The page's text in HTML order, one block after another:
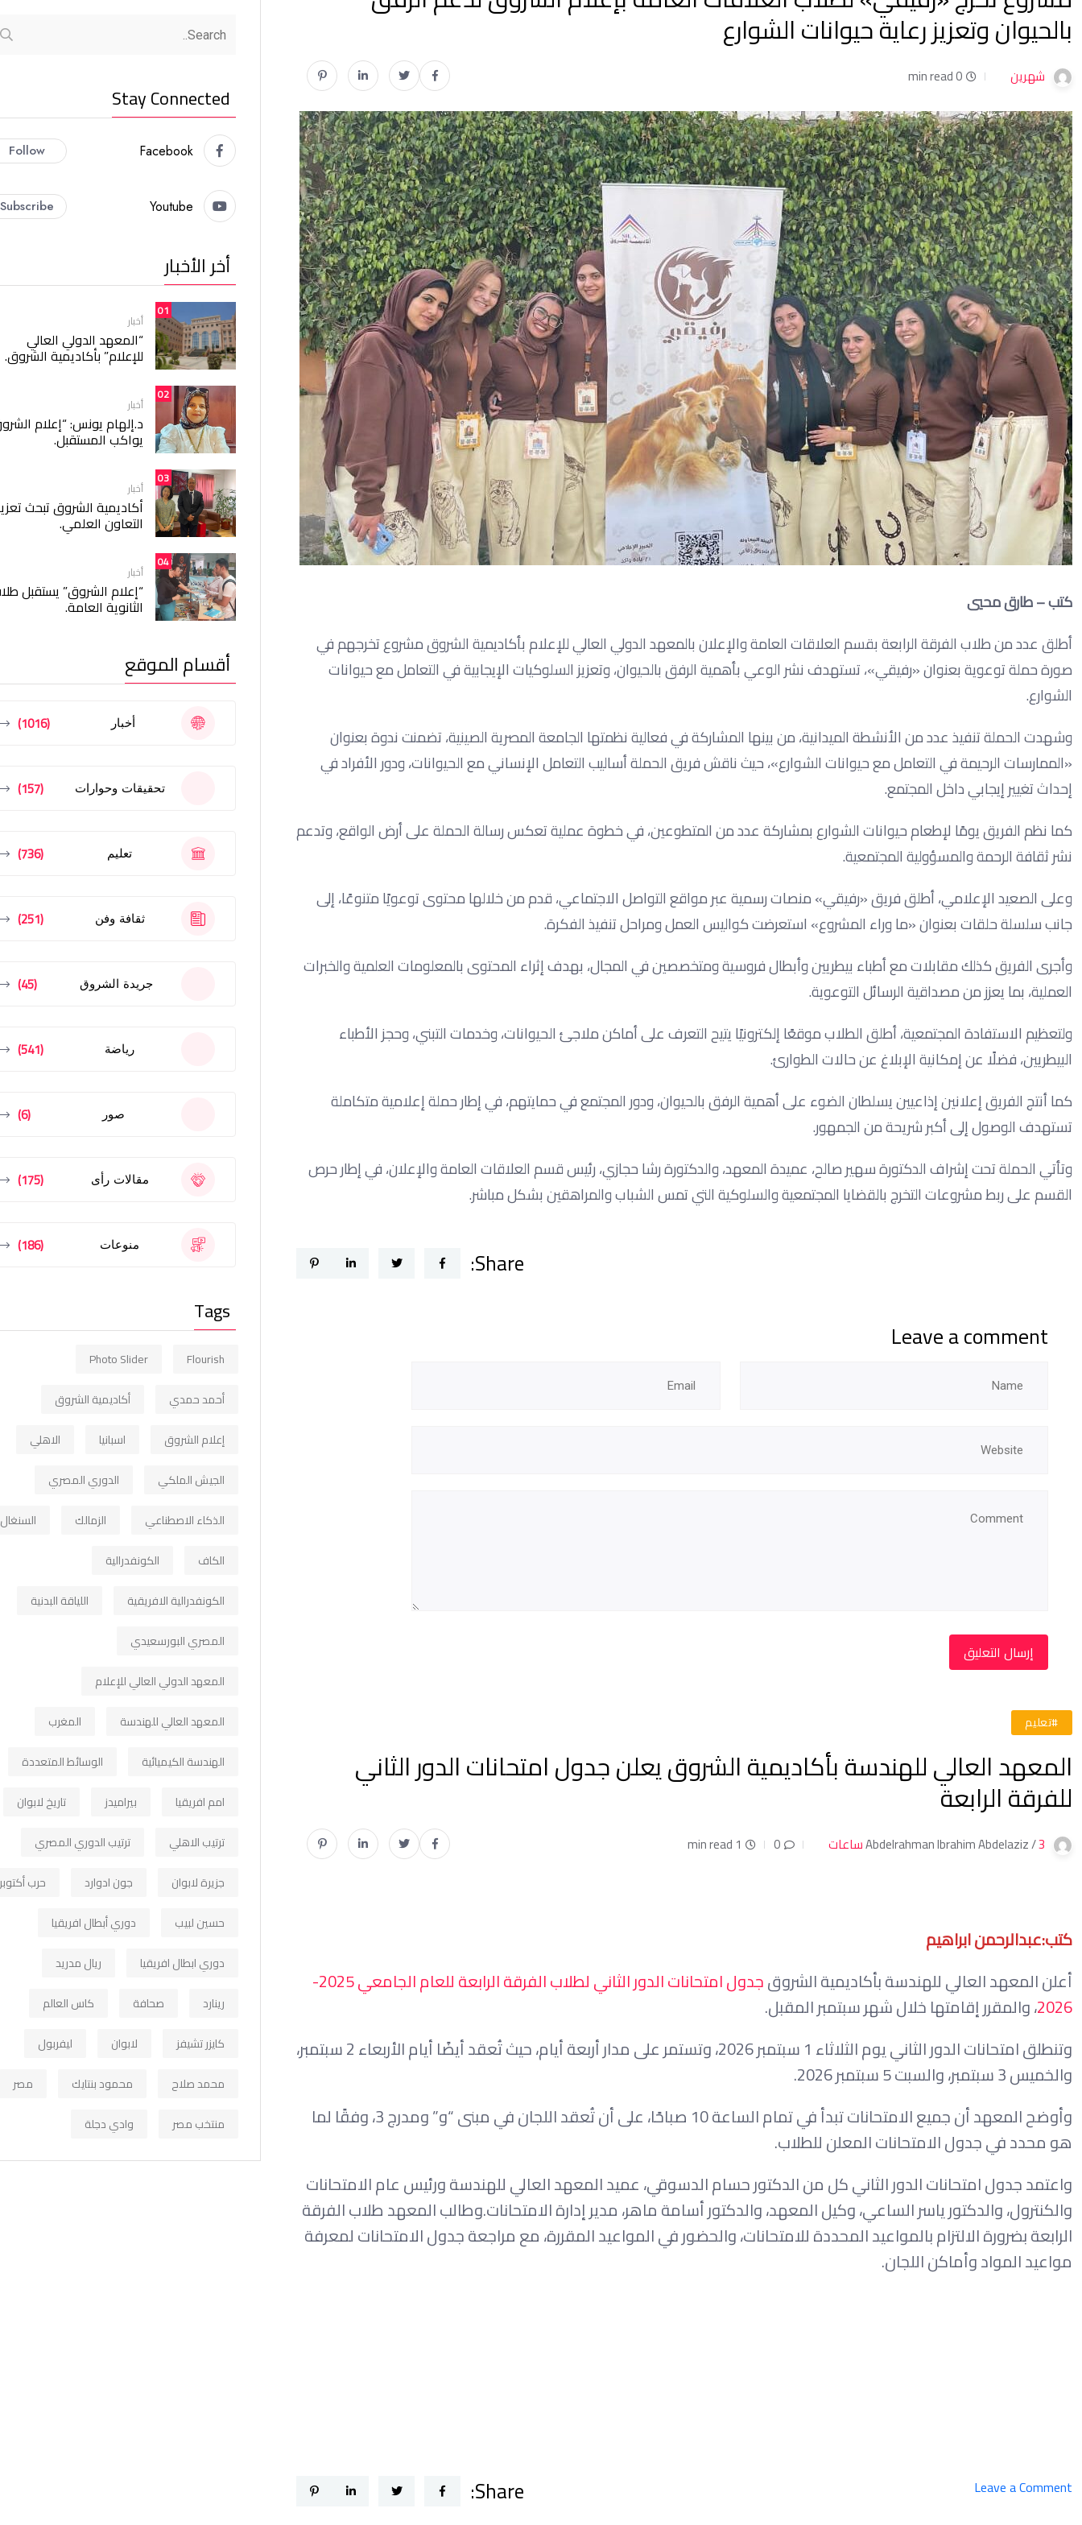
بالحيوان وتعزيز رعاية حيوانات الشوارع
شهرين 0 min read
كتب – طارق محيي
أطلق عدد من طلاب الفرقة الرابعة بقسم العلاقات العامة والإعلان بالمعهد الدولي العالي للإعلام بأكاديمية الشروق مشروع تخرجهم في
صورة حملة توعوية بعنوان «رفيقي»، تستهدف نشر الوعي بأهمية الرفق بالحيوان، وتعزيز السلوكيات الإيجابية في التعامل مع حيوانات
الشوارع.
وشهدت الحملة تنفيذ عدد من الأنشطة الميدانية، من بينها المشاركة في فعالية نظمتها الجامعة المصرية الصينية، تضمنت ندوة بعنوان
«الممارسات الرحيمة في التعامل مع حيوانات الشوارع»، حيث ناقش فريق الحملة أساليب التعامل الإنساني مع الحيوانات، ودور الأفراد في
إحداث تغيير إيجابي داخل المجتمع.
كما نظم الفريق يومًا لإطعام حيوانات الشوارع بمشاركة عدد من المتطوعين، في خطوة عملية تعكس رسالة الحملة على أرض الواقع، وتدعم
نشر ثقافة الرحمة والمسؤولية المجتمعية.
وعلى الصعيد الإعلامي، أطلق فريق «رفيقي» منصات رسمية عبر مواقع التواصل الاجتماعي، قدم من خلالها محتوى توعويًا متنوعًا، إلى
جانب سلسلة حلقات بعنوان «ما وراء المشروع» استعرضت كواليس العمل ومراحل تنفيذ الفكرة.
وأجرى الفريق كذلك مقابلات مع أطباء بيطريين وأبطال فروسية ومتخصصين في المجال، بهدف إثراء المحتوى بالمعلومات العلمية والخبرات
العملية، بما يعزز من مصداقية الرسائل التوعوية.
ولتعظيم الاستفادة المجتمعية، أطلق الطلاب موقعًا إلكترونيًا يتيح التعرف على أماكن ملاجئ الحيوانات، وخدمات التبني، وحجز الأطباء
البيطريين، فضلًا عن إمكانية الإبلاغ عن حالات الطوارئ.
كما أنتج الفريق إعلانين إذاعيين يسلطان الضوء على أهمية الرفق بالحيوان، ودور المجتمع في حمايتهم، في إطار حملة إعلامية متكاملة
تستهدف الوصول إلى أكبر شريحة من الجمهور.
وتأتي الحملة تحت إشراف الدكتورة سهير صالح، عميدة المعهد، والدكتورة رشا حجازي، رئيس قسم العلاقات العامة والإعلان، في إطار حرص
القسم على ربط مشروعات التخرج بالقضايا المجتمعية والسلوكية التي تمس الشباب والمراهقين بشكل مباشر.
Share:
Leave a comment
#تعليم
المعهد العالي للهندسة بأكاديمية الشروق يعلن جدول امتحانات الدور الثاني
للفرقة الرابعة
Abdelrahman Ibrahim Abdelaziz /3 ساعات 0
1 min read
كتب:عبدالرحمن ابراهيم
أعلن المعهد العالي للهندسة بأكاديمية الشروق
جدول امتحانات الدور الثاني لطلاب الفرقة الرابعة للعام الجامعي 2025-
2026، والمقرر إقامتها خلال شهر سبتمبر المقبل.
وتنطلق امتحانات الدور الثاني يوم الثلاثاء 1 سبتمبر 2026، وتستمر على مدار أربعة أيام، حيث تُعقد أيضًا أيام الأربعاء 2 سبتمبر،
والخميس 3 سبتمبر، والسبت 5 سبتمبر 2026.
وأوضح المعهد أن جميع الامتحانات تبدأ في تمام الساعة 10 صباحًا، على أن تُعقد اللجان في مبنى “و” ومدرج 3، وفقًا لما
هو محدد في جدول الامتحانات المعلن للطلاب.
واعتمد جدول امتحانات الدور الثاني كل من الدكتور حسام الدسوقي، عميد المعهد العالي للهندسة ورئيس عام الامتحانات
والكنترول، والدكتور ياسر الساعي، وكيل المعهد، والدكتور أسامة ماهر، مدير إدارة الامتحانات.وطالب المعهد طلاب الفرقة
الرابعة بضرورة الالتزام بالمواعيد المحددة للامتحانات، والحضور في المواعيد المقررة، مع مراجعة جدول الامتحانات لمعرفة
مواعيد المواد وأماكن اللجان.
Leave a Comment
Share:
Stay Connected
Facebook
Follow
Youtube
Subscribe
أخر الأخبار
01
أخبار
“المعهد الدولي العالي
للإعلام” بأكاديمية الشروق.
02
أخبار
د.إلهام يونس: “إعلام
يواكب المستقبل.
03
أخبار
أكاديمية الشروق تبحث
التعاون العلمي.
04
أخبار
“إعلام الشروق” يستقبل
الثانوية العامة.
أقسام الموقع
أخبار (1016)
تحقيقات وحوارات (157)
تعليم (736)
ثقافة وفن (251)
جريدة الشروق (45)
رياضة (541)
صور (6)
مقالات رأى (175)
منوعات (186)
Tags
Flourish
Photo Slider
أحمد حمدي
أكاديمية الشروق
إعلام الشروق
اسبانيا
الاهلي
الجيش الملكي
الدوري المصري
الذكاء الاصطناعي
الزمالك
السنغال
الكاف
الكونفدرالية
الكونفدرالية الافريقية
اللياقة البدنية
المصري البورسعيدي
المعهد الدولي العالي للإعلام
المعهد العالي للهندسة
المغرب
الهندسة الكيميائية
الوسائط المتعددة
امم افريقيا
بيراميدز
تاريخ لابوان
ترتيب الاهلي
ترتيب الدوري المصري
جزيرة لابوان
جون ادوارد
حرب أكتوبر
حسين لبيب
دوري أبطال افريقيا
دوري ابطال افريقيا
ريال مدريد
رينارد
صحافة
كاس العالم
كايزر تشيفز
لابوان
ليفربول
محمد صلاح
محمود بنتايك
مصر
منتخب مصر
وادي دجلة